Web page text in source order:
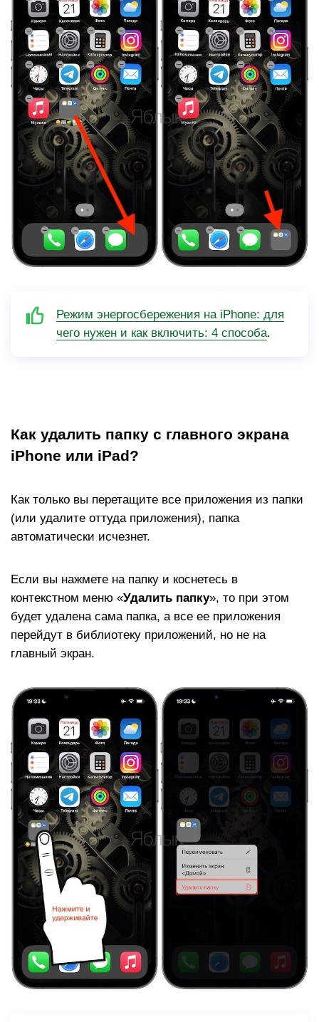
Режим энергосбережения на iPhone: для
чего нужен и как включить: 4 способа.
Как удалить папку с главного экрана
iPhone или iPad?
Как только вы перетащите все приложения из папки
(или удалите оттуда приложения), папка
автоматически исчезнет.
Если вы нажмете на папку и коснетесь в
контекстном меню «Удалить папку», то при этом
будет удалена сама папка, а все ее приложения
перейдут в библиотеку приложений, но не на
главный экран.